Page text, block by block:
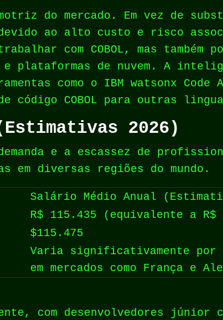
do mercado. Em vez de
devido ao alto custo e risco
com COBOL, mas também
e plataformas de nuvem. A
como o IBM watsonx
código COBOL para outras
2026)
e a escassez de
em diversas regiões do mundo.
Salário Médio Anual
R$ 115.435 (equivalente a R$
$115.475
Varia significativamente por
em mercados como França e
com desenvolvedores júnior